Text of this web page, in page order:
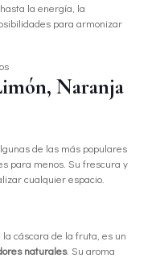
la energía, la
para armonizar
Naranja
de las más populares
para menos. Su frescura y
cualquier espacio.
cáscara de la fruta, es un
naturales. Su aroma